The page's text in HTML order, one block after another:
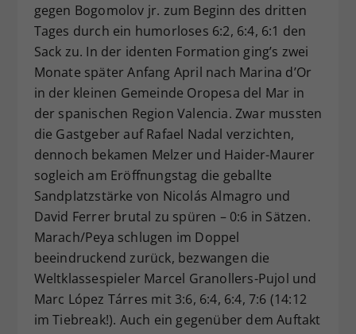
gegen Bogomolov jr. zum Beginn des dritten
Tages durch ein humorloses 6:2, 6:4, 6:1 den
Sack zu. In der identen Formation ging’s zwei
Monate später Anfang April nach Marina d’Or
in der kleinen Gemeinde Oropesa del Mar in
der spanischen Region Valencia. Zwar mussten
die Gastgeber auf Rafael Nadal verzichten,
dennoch bekamen Melzer und Haider-Maurer
sogleich am Eröffnungstag die geballte
Sandplatzstärke von Nicolás Almagro und
David Ferrer brutal zu spüren – 0:6 in Sätzen.
Marach/Peya schlugen im Doppel
beeindruckend zurück, bezwangen die
Weltklassespieler Marcel Granollers-Pujol und
Marc López Tárres mit 3:6, 6:4, 6:4, 7:6 (14:12
im Tiebreak!). Auch ein gegenüber dem Auftakt